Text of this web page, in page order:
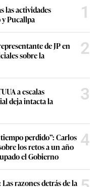
las actividades
Pucallpa
1
de JP en
sobre la
2
a escalas
deja intacta la
3
perdido”: Carlos
los retos a un año
el Gobierno
4
razones detrás de la